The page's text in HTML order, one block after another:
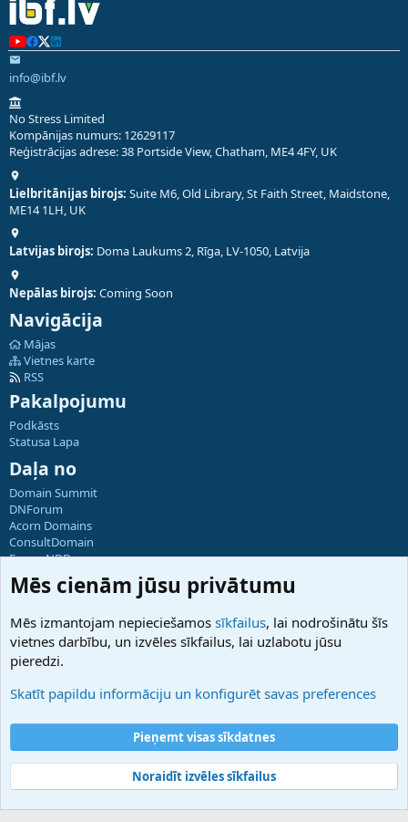
info@ibf.lv
No Stress Limited
Kompānijas numurs: 12629117
Reģistrācijas adrese: 38 Portside View, Chatham, ME4 4FY, UK
Lielbritānijas birojs: Suite M6, Old Library, St Faith Street, Maidstone,
ME14 1LH, UK
Latvijas birojs: Doma Laukums 2, Rīga, LV-1050, Latvija
Nepālas birojs: Coming Soon
Navigācija
Mājas
Vietnes karte
RSS
Pakalpojumu
Podkāsts
Statusa Lapa
Daļa no
Domain Summit
DNForum
Acorn Domains
ConsultDomain
ForumNDD
Domainforum.ro
27.be
Hostmaria
Atbalsts
Palīdzība
Noteikumi un nosacījumi
Privātuma politika
Community platform by XenForo® © 2010-2025 XenForo Ltd.
Mēs cienām jūsu privātumu
Mēs izmantojam nepieciešamos sīkfailus, lai nodrošinātu šīs
vietnes darbību, un izvēles sīkfailus, lai uzlabotu jūsu
pieredzi.
Skatīt papildu informāciju un konfigurēt savas preferences
Pieņemt visas sīkdatnes
Noraidīt izvēles sīkfailus